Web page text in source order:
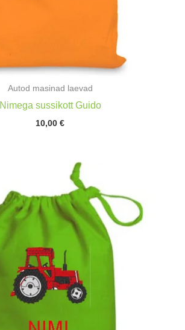
Autod masinad laevad
Nimega sussikott Guido
10,00 €